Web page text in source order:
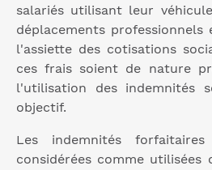
salariés utilisant leur
déplacements
l'assiette des cotisations
ces frais soient de nature
l'utilisation des indemnités
objectif.
Les indemnités
considérées comme utilisées